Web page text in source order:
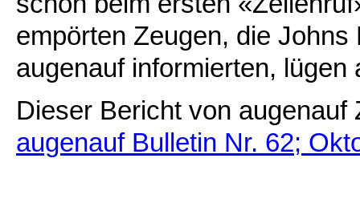
empörten Zeugen, die
augenauf informierten, lügen
Dieser Bericht von
augenauf Bulletin Nr. 62;